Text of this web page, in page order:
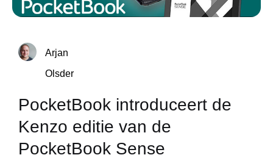
Arjan
Olsder
PocketBook introduceert de
Kenzo editie van de
PocketBook Sense